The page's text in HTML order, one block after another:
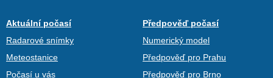
Aktuální počasí
Radarové snímky
Meteostanice
Počasí u vás
Předpověď počasí
Numerický model
Předpověď pro Prahu
Předpověď pro Brno